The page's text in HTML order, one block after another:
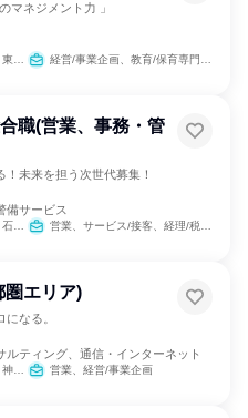
マネジメント力 」
県 経営/事業企画、教育/保育専門職、人事
職(営業、事務・管
未来を担う次世代募集！
備サービス
都府 営業、サービス/接客、経理/税務/財務、人事、総務、IT、広報/IR、マーケティング・広告・宣伝、経営/事業企画
圏エリア)
なる。
ティング、通信・インターネット
県 営業、経営/事業企画